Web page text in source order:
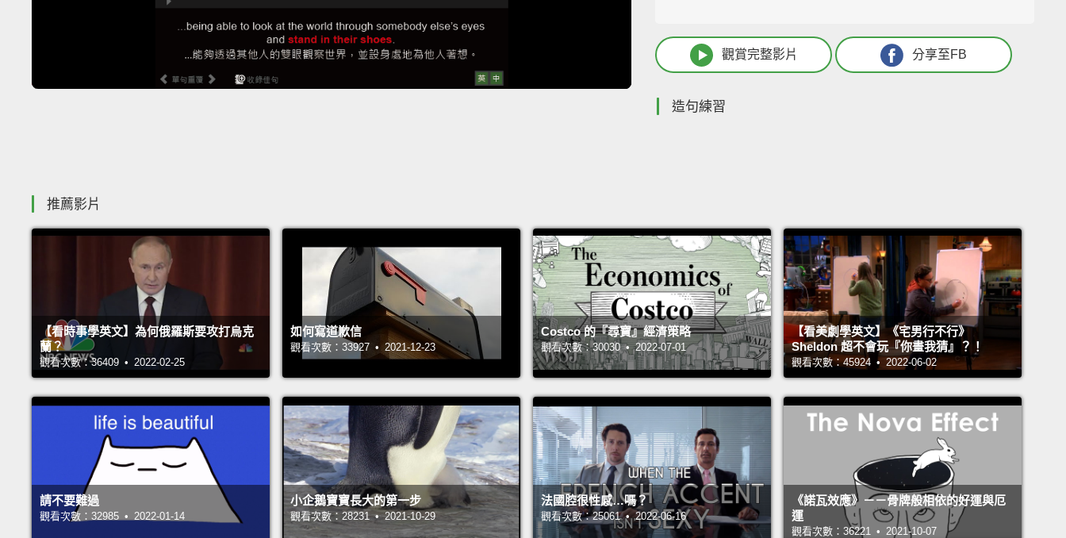
觀賞完整影片 分享至FB
造句練習
推薦影片
【看時事學英文】為何俄羅斯要攻打烏克
蘭？
觀看次數：36409 • 2022-02-25
如何寫道歉信
觀看次數：33927 • 2021-12-23
Costco 的『尋寶』經濟策略
觀看次數：30030 • 2022-07-01
【看美劇學英文】《宅男行不行》
Sheldon 超不會玩『你畫我猜』？！
觀看次數：45924 • 2022-06-02
請不要難過
觀看次數：32985 • 2022-01-14
小企鵝寶寶長大的第一步
觀看次數：28231 • 2021-10-29
法國腔很性感…嗎？
觀看次數：25061 • 2022-06-16
《諾瓦效應》－－骨牌般相依的好運與厄
運
觀看次數：36221 • 2021-10-07